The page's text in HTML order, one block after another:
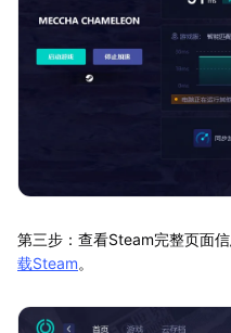
第三步：查看Steam完整页面
载Steam。